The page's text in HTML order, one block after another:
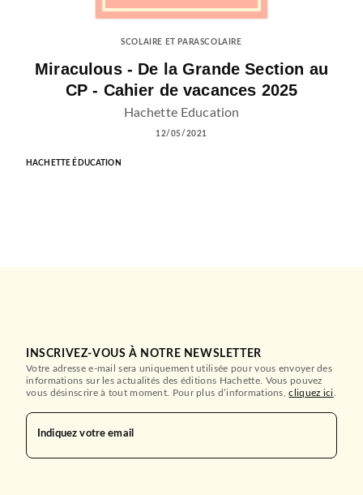
SCOLAIRE ET PARASCOLAIRE
Miraculous - De la Grande Section au
CP - Cahier de vacances 2025
Hachette Education
12/05/2021
HACHETTE ÉDUCATION
INSCRIVEZ-VOUS À NOTRE NEWSLETTER
Votre adresse e-mail sera uniquement utilisée pour vous envoyer des
informations sur les actualités des éditions Hachette. Vous pouvez
vous désinscrire à tout moment. Pour plus d’informations,cliquez ici
Indiquez votre email